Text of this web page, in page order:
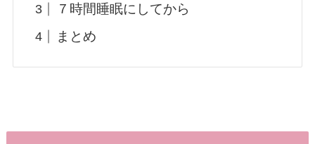
７時間睡眠にしてから
まとめ